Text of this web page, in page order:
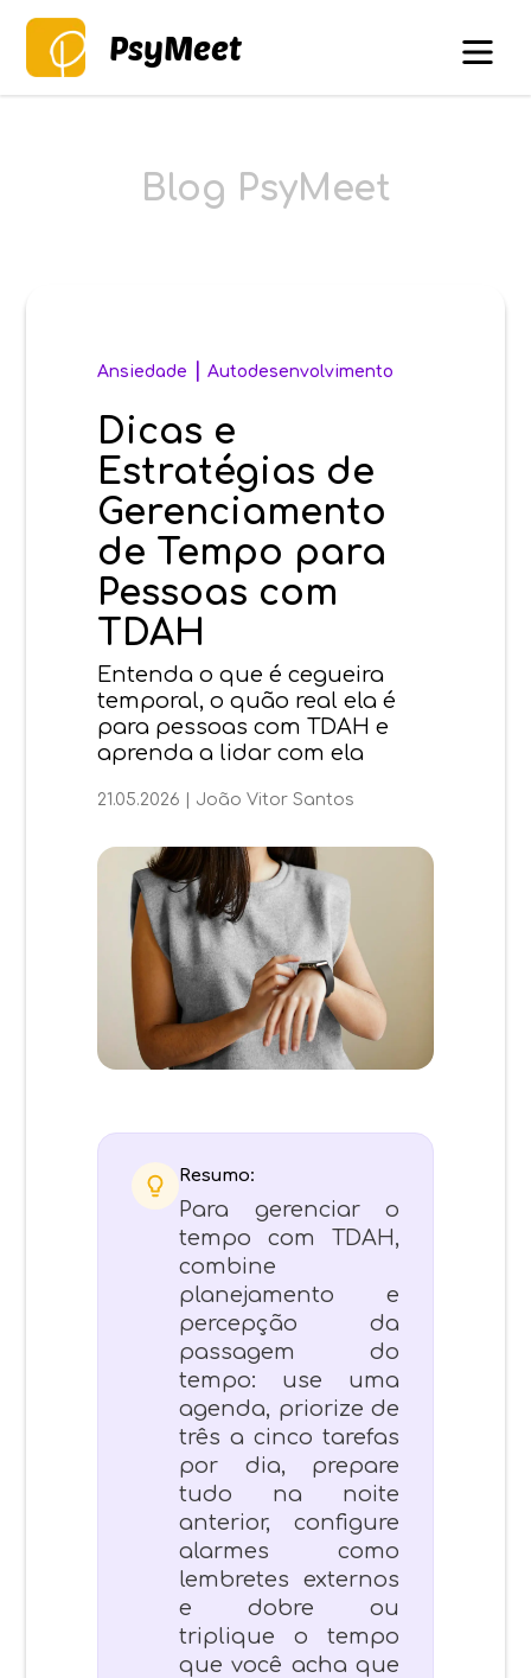
PsyMeet
Blog PsyMeet
Ansiedade |Autodesenvolvimento
Dicas e
Estratégias de
Gerenciamento
de Tempo para
Pessoas com
TDAH
Entenda o que é cegueira
temporal, o quão real ela é
para pessoas com TDAH e
aprenda a lidar com ela
21.05.2026 João Vitor Santos
Resumo:
Para gerenciar o
tempo com TDAH,
combine
planejamento e
percepção da
passagem do
tempo: use uma
agenda, priorize de
três a cinco tarefas
por dia, prepare
tudo na noite
anterior, configure
alarmes como
lembretes externos
e dobre ou
triplique o tempo
que você acha que